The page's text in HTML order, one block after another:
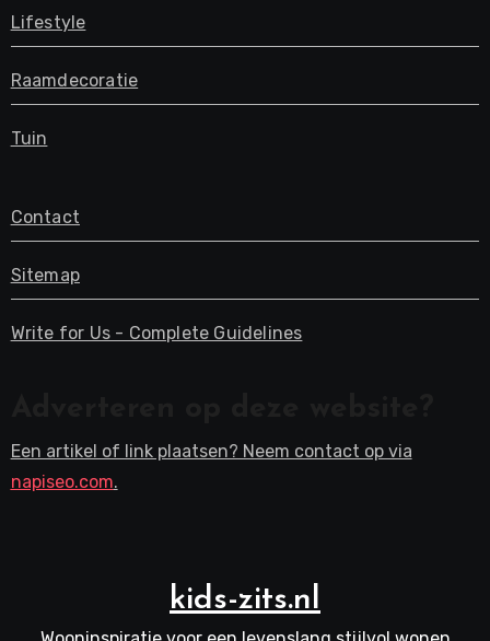
Lifestyle
Raamdecoratie
Tuin
Contact
Sitemap
Write for Us - Complete Guidelines
Een artikel of link plaatsen? Neem contact op via
napiseo.com.
kids-zits.nl